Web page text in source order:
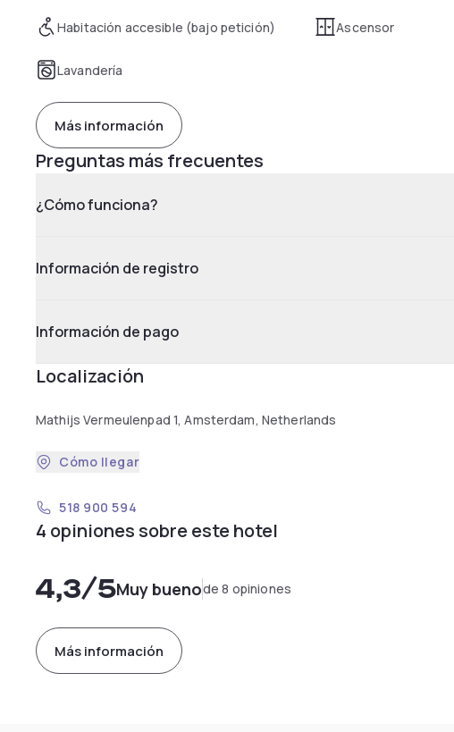
Habitación accesible (bajo petición) Ascensor
Lavandería
Más información
Preguntas más frecuentes
¿Cómo funciona?
Información de registro
Información de pago
Localización
Mathijs Vermeulenpad 1, Amsterdam, Netherlands
Cómo llegar
518 900 594
4 opiniones sobre este hotel
4,3/5Muy buenode 8 opiniones
Más información